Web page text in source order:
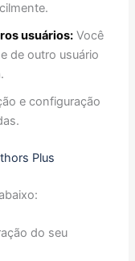
usuários: Você
de outro usuário
e configuração
Plus
do seu